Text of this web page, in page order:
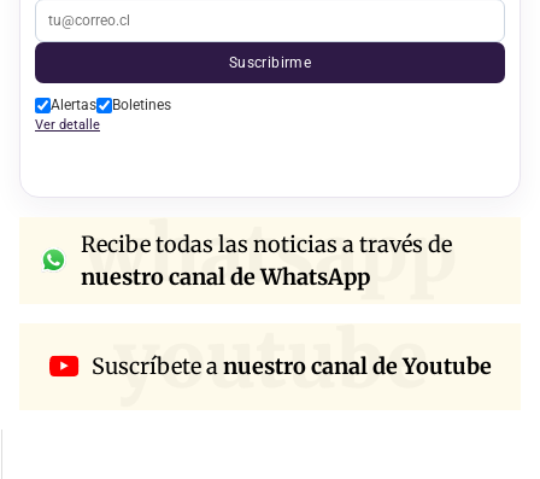
Suscribirme
Alertas Boletines
Ver detalle
whatsapp
Recibe todas las noticias a través de
nuestro canal de WhatsApp
youtube
Suscríbete anuestro canal de Youtube